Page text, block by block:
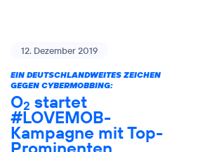
12. Dezember 2019
EIN DEUTSCHLANDWEITES ZEICHEN
GEGEN CYBERMOBBING:
O2 startet
#LOVEMOB-
Kampagne mit Top-
Prominenten